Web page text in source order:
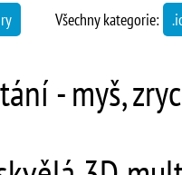
Všechny kategorie:
- myš,